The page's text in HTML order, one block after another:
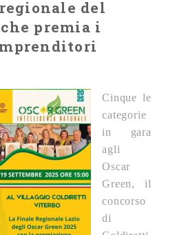
del
premia i
Cinque le
categorie
in gara
agli
Oscar
Green, il
concorso
di